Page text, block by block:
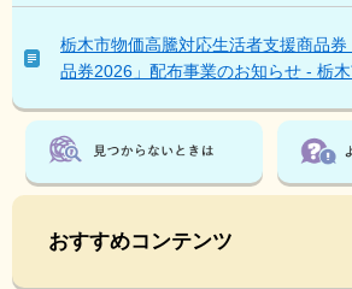
ペ
ー
ジ
も
見
い
ま
栃木市物価高騰対応生活者支援商品
品券2026」配布事業のお知らせ - 栃
おすすめコンテンツ